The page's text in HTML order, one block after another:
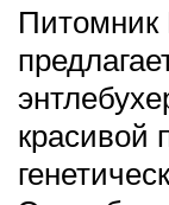
Питомник
красивой